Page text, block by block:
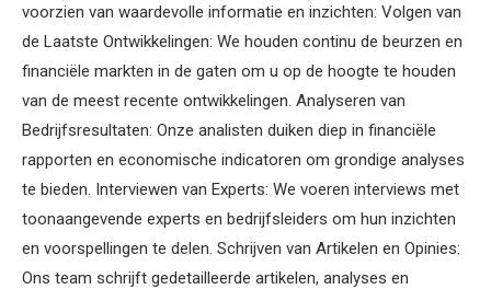
voorzien van waardevolle informatie en inzichten: Volgen van
de Laatste Ontwikkelingen: We houden continu de beurzen en
financiële markten in de gaten om u op de hoogte te houden
van de meest recente ontwikkelingen. Analyseren van
Bedrijfsresultaten: Onze analisten duiken diep in financiële
rapporten en economische indicatoren om grondige analyses
te bieden. Interviewen van Experts: We voeren interviews met
toonaangevende experts en bedrijfsleiders om hun inzichten
en voorspellingen te delen. Schrijven van Artikelen en Opinies:
Ons team schrijft gedetailleerde artikelen, analyses en